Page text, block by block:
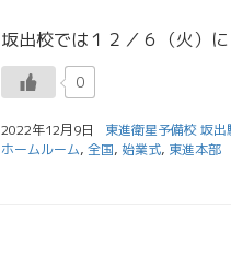
0
2022年12月9日 東進衛星予備校 坂出
ホームルーム, 全国, 始業式, 東進本部